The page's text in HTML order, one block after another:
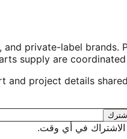
private-label brands.
supply are
and project details
اشترك
الاشتراك في أي وقت.